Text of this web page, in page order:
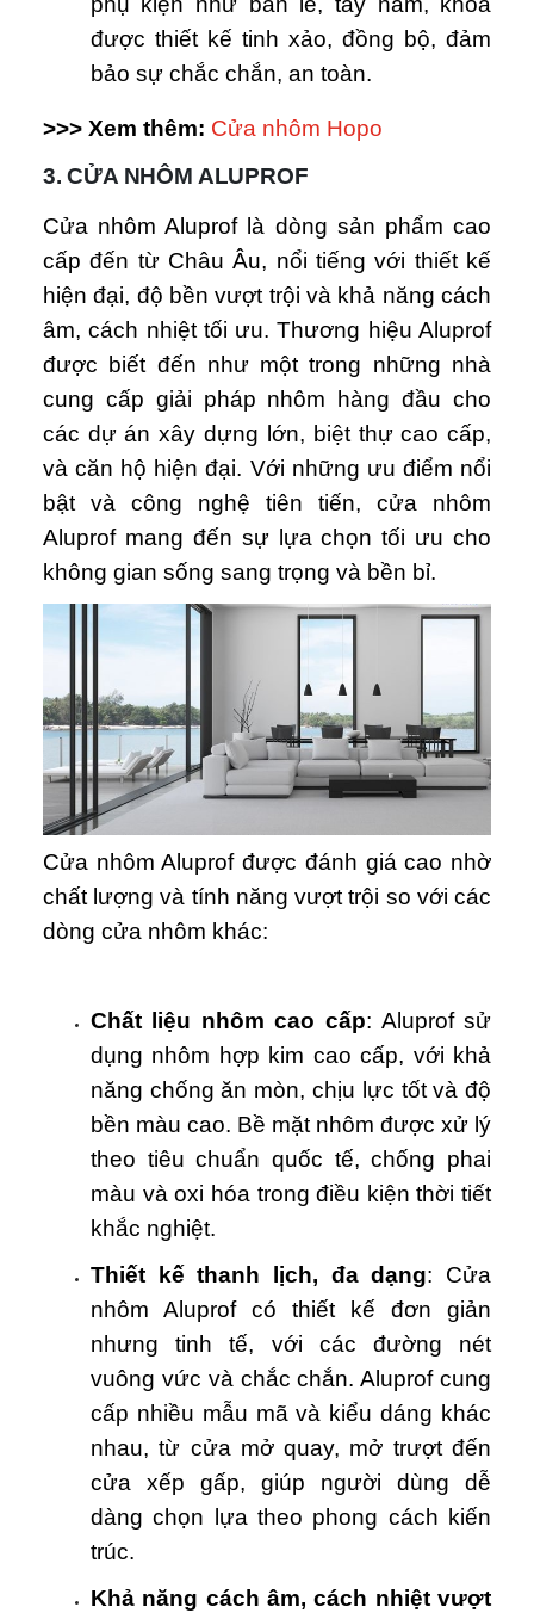
được thiết kế tinh xảo, đồng bộ, đảm
bảo sự chắc chắn, an toàn.
>>> Xem thêm: Cửa nhôm Hopo
3. CỬA NHÔM ALUPROF
Cửa nhôm Aluprof là dòng sản phẩm cao
cấp đến từ Châu Âu, nổi tiếng với thiết kế
hiện đại, độ bền vượt trội và khả năng cách
âm, cách nhiệt tối ưu. Thương hiệu Aluprof
được biết đến như một trong những nhà
cung cấp giải pháp nhôm hàng đầu cho
các dự án xây dựng lớn, biệt thự cao cấp,
và căn hộ hiện đại. Với những ưu điểm nổi
bật và công nghệ tiên tiến, cửa nhôm
Aluprof mang đến sự lựa chọn tối ưu cho
không gian sống sang trọng và bền bỉ.
Cửa nhôm Aluprof được đánh giá cao nhờ
chất lượng và tính năng vượt trội so với các
dòng cửa nhôm khác:
Chất liệu nhôm cao cấp: Aluprof sử
dụng nhôm hợp kim cao cấp, với khả
năng chống ăn mòn, chịu lực tốt và độ
bền màu cao. Bề mặt nhôm được xử lý
theo tiêu chuẩn quốc tế, chống phai
màu và oxi hóa trong điều kiện thời tiết
khắc nghiệt.
Thiết kế thanh lịch, đa dạng: Cửa
nhôm Aluprof có thiết kế đơn giản
nhưng tinh tế, với các đường nét
vuông vức và chắc chắn. Aluprof cung
cấp nhiều mẫu mã và kiểu dáng khác
nhau, từ cửa mở quay, mở trượt đến
cửa xếp gấp, giúp người dùng dễ
dàng chọn lựa theo phong cách kiến
trúc.
Khả năng cách âm, cách nhiệt vượt